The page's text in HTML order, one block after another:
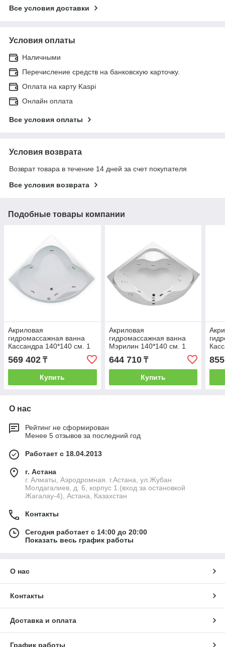
Все условия доставки
Условия оплаты
Наличными
Перечисление средств на банковскую карточку.
Оплата на карту Kaspi
Онлайн оплата
Все условия оплаты
Условия возврата
Возврат товара в течение 14 дней за счет покупателя
Все условия возврата
Подобные товары компании
Акриловая
гидромассажная ванна
Кассандра 140*140 см. 1
марка. Россия. Общий
массаж, спина.
569 402 ₸
Купить
Акриловая
гидромассажная ванна
Мэрилин 140*140 см. 1
марка. Россия. Общий
массаж, спина, ноги
644 710₸
Купить
О нас
Рейтинг не сформирован
Менее 5 отзывов за последний год
Работает с 18.04.2013
г. Астана
г. Алматы, Аэродромная. г.Астана, ул.Жубан
Молдагалиев, д. 6, корпус 1.(вход за остановкой
Жагалау-4), Астана, Казахстан
Контакты
Сегодня работает с 14:00 до 20:00
Показать весь график работы
О нас
Контакты
Доставка и оплата
График работы